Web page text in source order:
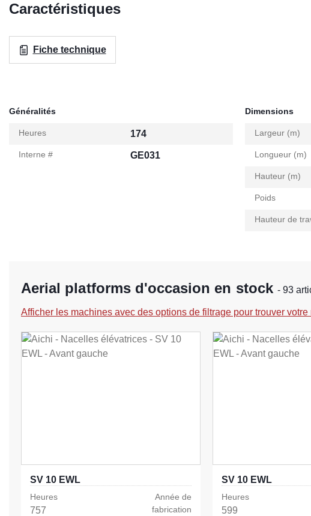
Caractéristiques
Fiche technique
Généralités
Heures 174
Interne # GE031
Dimensions
Largeur (m)
Longueur (m)
Hauteur (m)
Poids
Hauteur de
Aerial platforms d'occasion en stock - 93
Afficher les machines avec des options de filtrage pour trouver
SV 10 EWL
Heures
757
Année de
fabrication
SV 10 EWL
Heures
599